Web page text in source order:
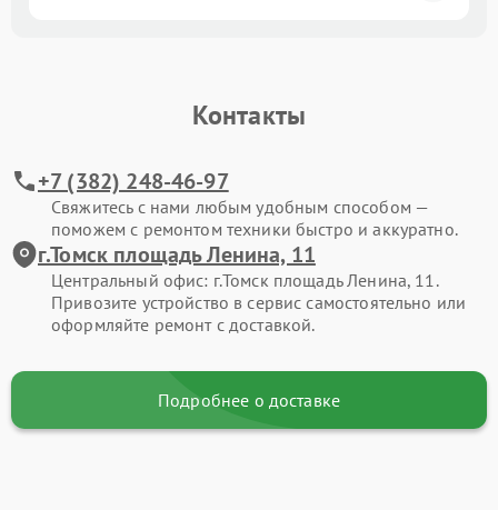
Контакты
+7 (382) 248-46-97
Свяжитесь с нами любым удобным способом —
поможем с ремонтом техники быстро и аккуратно.
г.Томск площадь Ленина, 11
Центральный офис: г.Томск площадь Ленина, 11.
Привозите устройство в сервис самостоятельно или
оформляйте ремонт с доставкой.
Подробнее о доставке